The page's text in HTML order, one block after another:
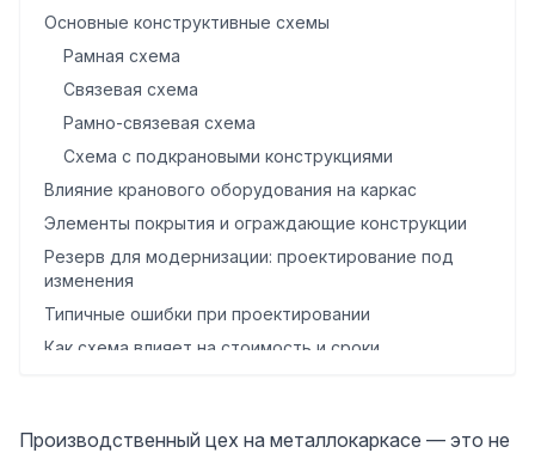
Основные конструктивные схемы
Рамная схема
Связевая схема
Рамно-связевая схема
Схема с подкрановыми конструкциями
Влияние кранового оборудования на каркас
Элементы покрытия и ограждающие конструкции
Резерв для модернизации: проектирование под
изменения
Типичные ошибки при проектировании
Как схема влияет на стоимость и сроки
Производственный цех на металлокаркасе — это не